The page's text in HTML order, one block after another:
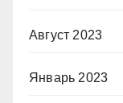
Август 2023
Январь 2023